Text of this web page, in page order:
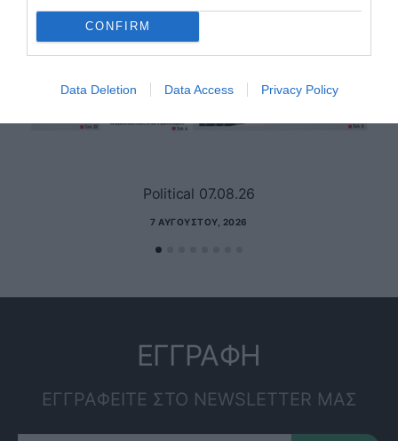
CONFIRM
Data Deletion Data Access Privacy Policy
Political 07.08.26
7 ΑΥΓΟΎΣΤΟΥ, 2026
ΕΓΓΡΑΦΗ
ΕΓΓΡΑΦΕΙΤΕ ΣΤΟ NEWSLETTER ΜΑΣ